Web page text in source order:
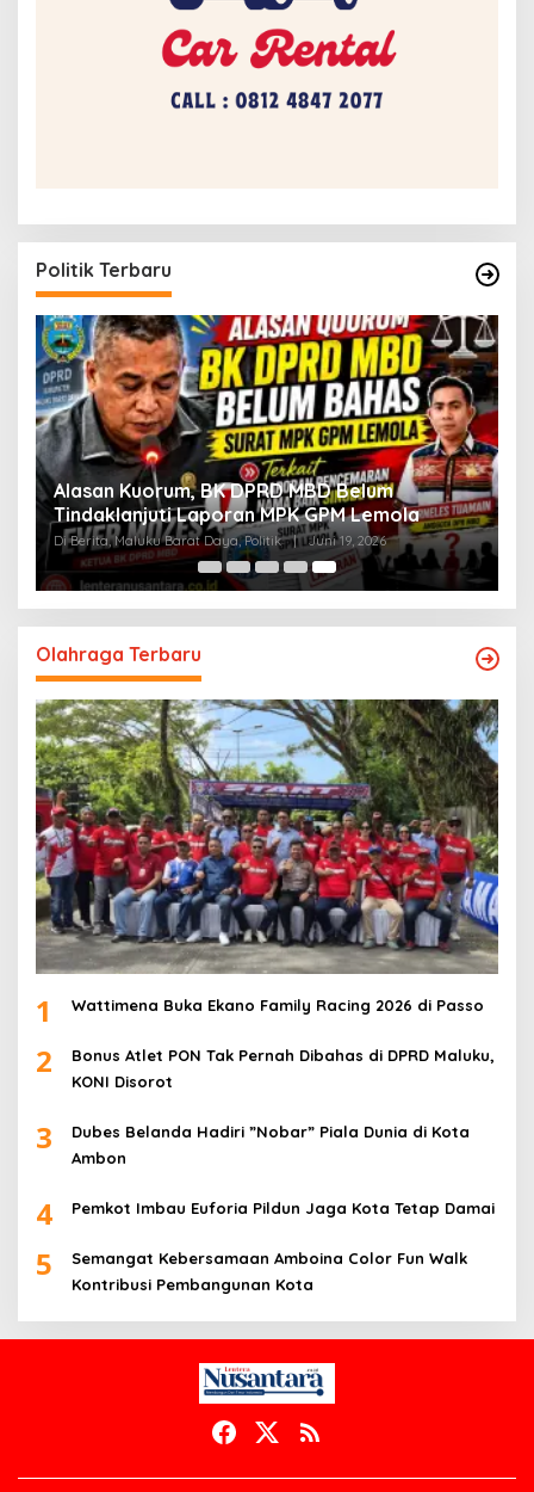
Politik Terbaru
Alasan Kuorum, BK DPRD MBD Belum
Tindaklanjuti Laporan MPK GPM Lemola
Di Berita, Maluku Barat Daya, Politik | Juni 19, 2026
Olahraga Terbaru
1 Wattimena Buka Ekano Family Racing 2026 di Passo
2
Bonus Atlet PON Tak Pernah Dibahas di DPRD Maluku,
KONI Disorot
3
Dubes Belanda Hadiri ”Nobar” Piala Dunia di Kota
Ambon
4 Pemkot Imbau Euforia Pildun Jaga Kota Tetap Damai
5
Semangat Kebersamaan Amboina Color Fun Walk
Kontribusi Pembangunan Kota